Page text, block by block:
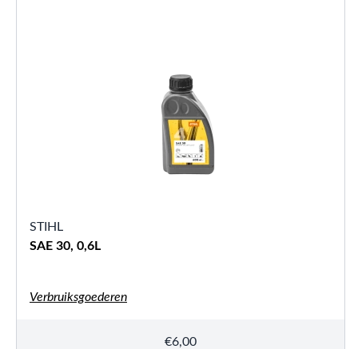
STIHL
SAE 30, 0,6L
Verbruiksgoederen
€6,00